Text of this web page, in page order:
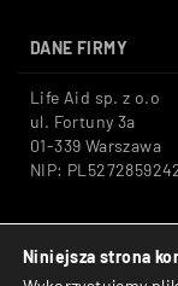
DANE FIRMY
Life Aid sp. z o.o
ul. Fortuny 3a
01-339 Warszawa
NIP:
Tel: +48 533 666
Niniejsza strona